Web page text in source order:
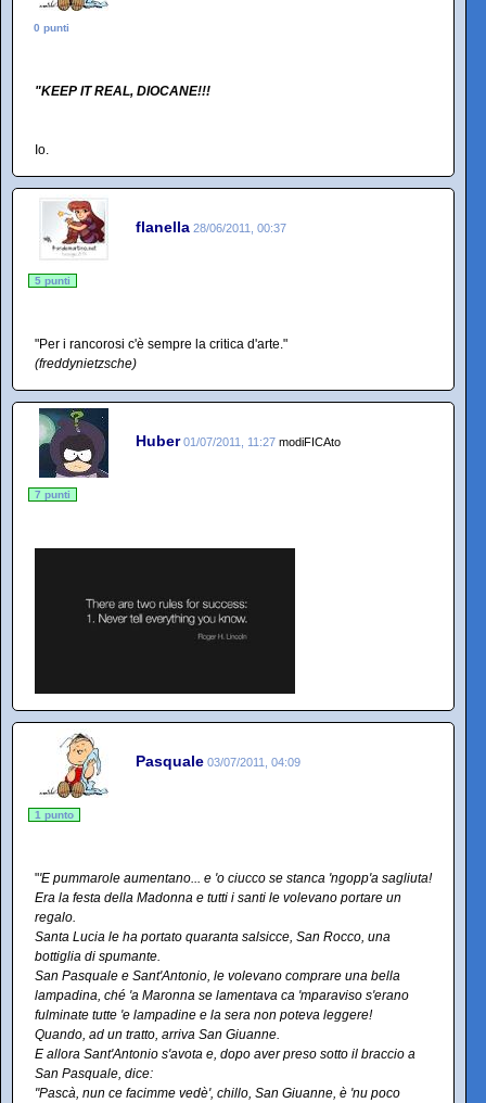
0 punti
"KEEP IT REAL, DIOCANE!!!
Io.
flanella 28/06/2011, 00:37
5 punti
"Per i rancorosi c'è sempre la critica d'arte."
(freddynietzsche)
Huber 01/07/2011, 11:27 modiFICAto
7 punti
Pasquale 03/07/2011, 04:09
1 punto
"'E pummarole aumentano... e 'o ciucco se stanca 'ngopp'a sagliuta!
Era la festa della Madonna e tutti i santi le volevano portare un
regalo.
Santa Lucia le ha portato quaranta salsicce, San Rocco, una
bottiglia di spumante.
San Pasquale e Sant'Antonio, le volevano comprare una bella
lampadina, ché 'a Maronna se lamentava ca 'mparaviso s'erano
fulminate tutte 'e lampadine e la sera non poteva leggere!
Quando, ad un tratto, arriva San Giuanne.
E allora Sant'Antonio s'avota e, dopo aver preso sotto il braccio a
San Pasquale, dice:
"Pascà, nun ce facimme vedè', chillo, San Giuanne, è 'nu poco